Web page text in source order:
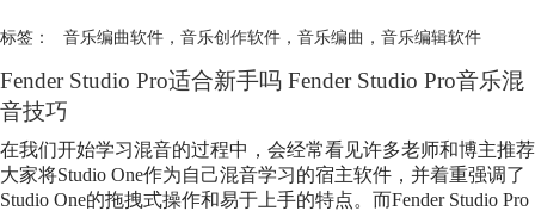
标签： 音乐编曲软件， 音乐创作软件， 音乐编曲 ， 音乐编辑软件
Fender Studio Pro适合新手吗 Fender Studio Pro音乐混
音技巧
在我们开始学习混音的过程中，会经常看见许多老师和博主推荐
大家将Studio One作为自己混音学习的宿主软件，并着重强调了
Studio One的拖拽式操作和易于上手的特点。而Fender Studio Pro